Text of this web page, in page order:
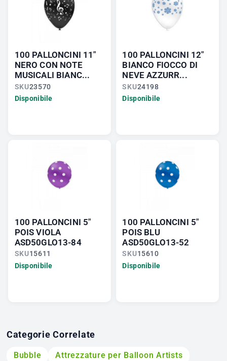
100 PALLONCINI 11"
NERO CON NOTE
MUSICALI BIANC...
SKU23570
Disponibile
100 PALLONCINI 12"
BIANCO FIOCCO DI
NEVE AZZURR...
SKU24198
Disponibile
100 PALLONCINI 5"
POIS VIOLA
ASD50GLO13-84
SKU15611
Disponibile
100 PALLONCINI 5"
POIS BLU
ASD50GLO13-52
SKU15610
Disponibile
Categorie Correlate
Bubble Attrezzature per Balloon Artists